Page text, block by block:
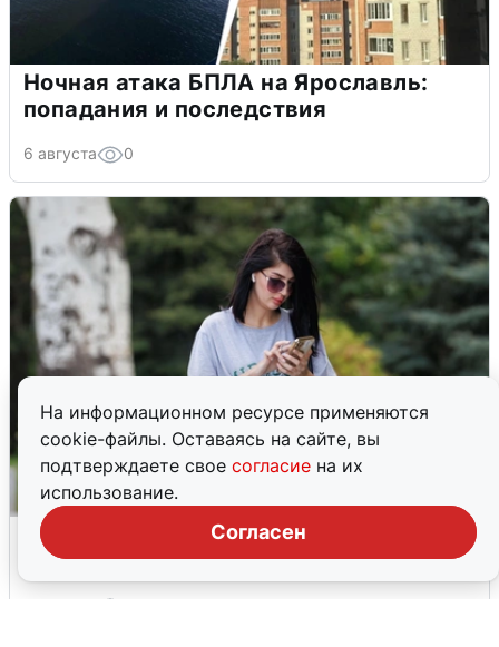
На информационном ресурсе применяются
cookie-файлы. Оставаясь на сайте, вы
подтверждаете свое согласие на их
использование.
Согласен
Ночная атака БПЛА на Ярославль:
попадания и последствия
6 августа 0
Волгоградцы остались без
мобильного интернета